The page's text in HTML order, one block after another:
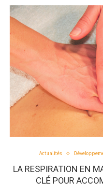
Actualités
LA RESPIRATION EN
CLÉ POUR